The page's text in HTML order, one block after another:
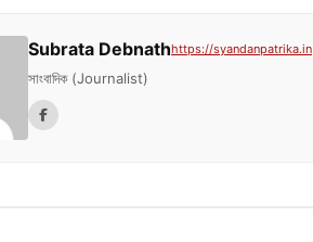
Subrata Debnathhttps://syandanpatrika.in
সাংবাদিক (Journalist)